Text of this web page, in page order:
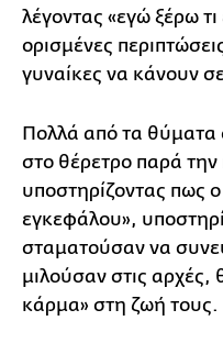
λέγοντας «εγώ ξέρω
ορισμένες
γυναίκες να κάνουν
Πολλά από τα θύματα
στο θέρετρο παρά
υποστηρίζοντας πως
εγκεφάλου»,
σταματούσαν να
μιλούσαν στις
κάρμα» στη ζωή τους.